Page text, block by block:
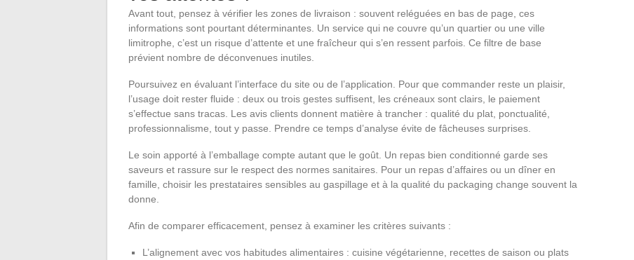
Avant tout, pensez à vérifier les zones de livraison : souvent reléguées en bas de page, ces
informations sont pourtant déterminantes. Un service qui ne couvre qu’un quartier ou une ville
limitrophe, c’est un risque d’attente et une fraîcheur qui s’en ressent parfois. Ce filtre de base
prévient nombre de déconvenues inutiles.
Poursuivez en évaluant l’interface du site ou de l’application. Pour que commander reste un plaisir,
l’usage doit rester fluide : deux ou trois gestes suffisent, les créneaux sont clairs, le paiement
s’effectue sans tracas. Les avis clients donnent matière à trancher : qualité du plat, ponctualité,
professionnalisme, tout y passe. Prendre ce temps d’analyse évite de fâcheuses surprises.
Le soin apporté à l’emballage compte autant que le goût. Un repas bien conditionné garde ses
saveurs et rassure sur le respect des normes sanitaires. Pour un repas d’affaires ou un dîner en
famille, choisir les prestataires sensibles au gaspillage et à la qualité du packaging change souvent la
donne.
Afin de comparer efficacement, pensez à examiner les critères suivants :
L’alignement avec vos habitudes alimentaires : cuisine végétarienne, recettes de saison ou plats